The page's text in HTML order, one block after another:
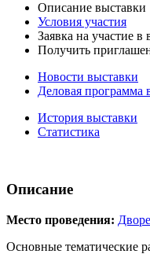
Описание выставки
Условия участия
Заявка на участие в
Получить
Новости выставки
Деловая программа
История выставки
Статистика
Описание
Место проведения:
Основные тематические